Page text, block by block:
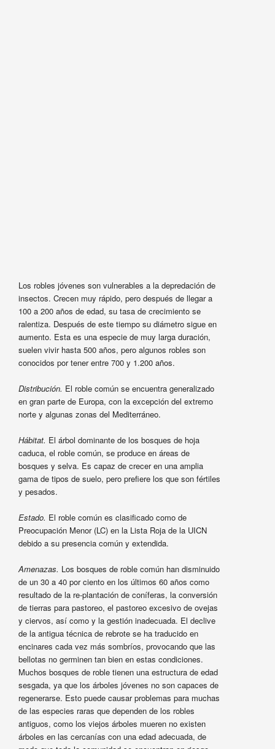
Los robles jóvenes son vulnerables a la depredación de
insectos. Crecen muy rápido, pero después de llegar a
100 a 200 años de edad, su tasa de crecimiento se
ralentiza. Después de este tiempo su diámetro sigue en
aumento. Esta es una especie de muy larga duración,
suelen vivir hasta 500 años, pero algunos robles son
conocidos por tener entre 700 y 1.200 años.
Distribución. El roble común se encuentra generalizado
en gran parte de Europa, con la excepción del extremo
norte y algunas zonas del Mediterráneo.
Hábitat. El árbol dominante de los bosques de hoja
caduca, el roble común, se produce en áreas de
bosques y selva. Es capaz de crecer en una amplia
gama de tipos de suelo, pero prefiere los que son fértiles
y pesados.
Estado. El roble común es clasificado como de
Preocupación Menor (LC) en la Lista Roja de la UICN
debido a su presencia común y extendida.
Amenazas. Los bosques de roble común han disminuido
de un 30 a 40 por ciento en los últimos 60 años como
resultado de la re-plantación de coníferas, la conversión
de tierras para pastoreo, el pastoreo excesivo de ovejas
y ciervos, así como y la gestión inadecuada. El declive
de la antigua técnica de rebrote se ha traducido en
encinares cada vez más sombríos, provocando que las
bellotas no germinen tan bien en estas condiciones.
Muchos bosques de roble tienen una estructura de edad
sesgada, ya que los árboles jóvenes no son capaces de
regenerarse. Esto puede causar problemas para muchas
de las especies raras que dependen de los robles
antiguos, como los viejos árboles mueren no existen
árboles en las cercanías con una edad adecuada, de